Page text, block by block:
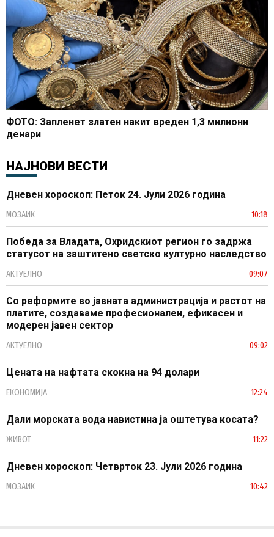
ФОТО: Запленет златен накит вреден 1,3 милиони
денари
НАЈНОВИ ВЕСТИ
Дневен хороскоп: Петок 24. Јули 2026 година
МОЗАИК 10:18
Победа за Владата, Охридскиот регион го задржа
статусот на заштитено светско културно наследство
АКТУЕЛНО 09:07
Со реформите во јавната администрација и растот на
платите, создаваме професионален, ефикасен и
модерен јавен сектор
АКТУЕЛНО 09:02
Цената на нафтата скокна на 94 долари
ЕКОНОМИЈА 12:24
Дали морската вода навистина ја оштетува косата?
ЖИВОТ 11:22
Дневен хороскоп: Четврток 23. Јули 2026 година
МОЗАИК 10:42